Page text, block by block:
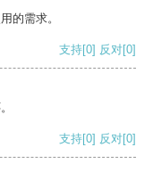
的需求。
支持[0] 反对[0]
支持[0] 反对[0]